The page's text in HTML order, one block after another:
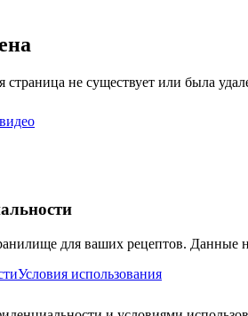
не существует или была
для ваших рецептов. Данные
Условия использования
и условиями